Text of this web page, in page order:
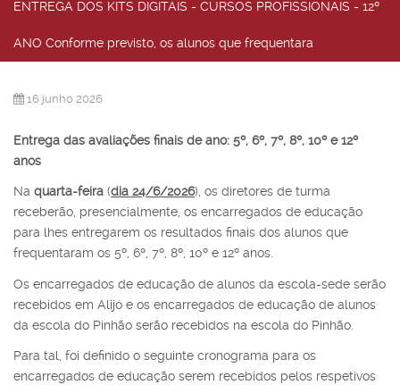
ENTREGA DOS KITS DIGITAIS - CURSOS PROFISSIONAIS - 12º
ANO Conforme previsto, os alunos que frequentara
16 junho 2026
Entrega das avaliações finais de ano: 5º, 6º, 7º, 8º, 10º e 12º
anos
Na quarta-feira (dia 24/6/2026), os diretores de turma
receberão, presencialmente, os encarregados de educação
para lhes entregarem os resultados finais dos alunos que
frequentaram os 5º, 6º, 7º, 8º, 10º e 12º anos.
Os encarregados de educação de alunos da escola-sede serão
recebidos em Alijó e os encarregados de educação de alunos
da escola do Pinhão serão recebidos na escola do Pinhão.
Para tal, foi definido o seguinte cronograma para os
encarregados de educação serem recebidos pelos respetivos